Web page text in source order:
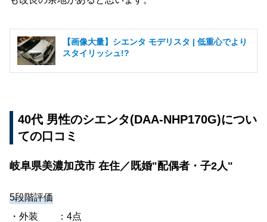
【画像大量】シエンタ モデリスタ | 低重心でより
スタイリッシュ!?
40代 男性のシエンタ(DAA-NHP170G)につい
ての口コミ
岐阜県美濃加茂市 在住／既婚"配偶者・子2人"
5段階評価
・外装 ：4点